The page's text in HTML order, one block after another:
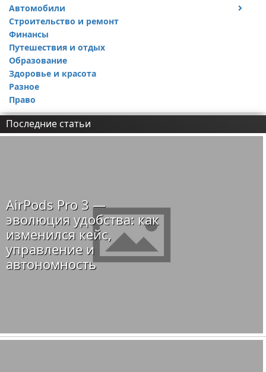
Тесты и обзоры устройств
Автомобили
Ремонт авто
Строительство и ремонт
Финансы
Путешествия и отдых
Образование
Здоровье и красота
Разное
Право
Последние статьи
AirPods Pro 3 —
эволюция удобства: как
изменился кейс,
управление и
автономность